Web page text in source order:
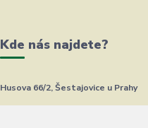
Kde nás najdete?
Husova 66/2, Šestajovice u Prahy